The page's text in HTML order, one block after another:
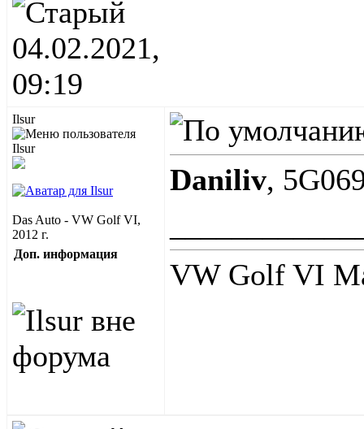
04.02.2021,
09:19
Ilsur
Das Auto - VW Golf VI,
2012 г.
Доп. информация
Daniliv,
VW Golf VI